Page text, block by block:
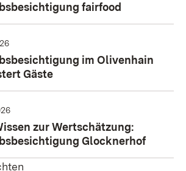
fairfood
im Olivenhain
Gäste
zur Wertschätzung:
Glocknerhof